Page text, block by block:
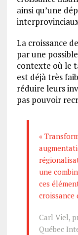
ainsi qu’une
La croissance
par une
contexte où le
est déjà très
réduire leurs
pas pouvoir
«
une
ces
croissance
Carl Viel,
Québec